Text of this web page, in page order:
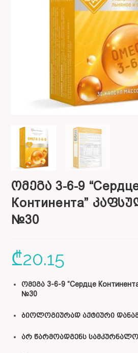
ომეგა 3-6-9
Континента”
№30
₾20.15
ომეგა 3-6-9 “Сердце
№30
ბიოლოგიურად აქტიური
არ წარმოადგენს სამკურნალო